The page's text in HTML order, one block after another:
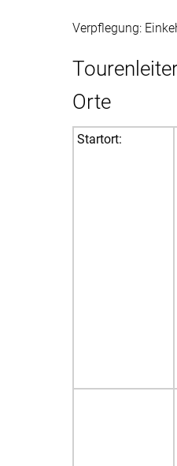
Verpflegung:
Orte
Startort: